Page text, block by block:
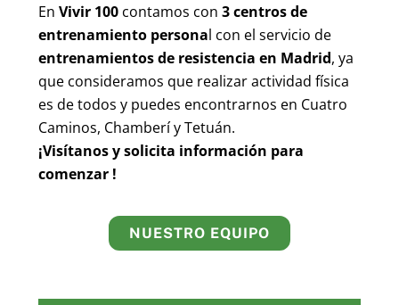
En Vivir 100contamos con 3 centros de
entrenamiento personal con el servicio de
entrenamientos de resistencia en Madrid, ya
que consideramos que realizar actividad física
es de todos y puedes encontrarnos en Cuatro
Caminos, Chamberí y Tetuán.
¡Visítanos y solicita información para
comenzar !
NUESTRO EQUIPO